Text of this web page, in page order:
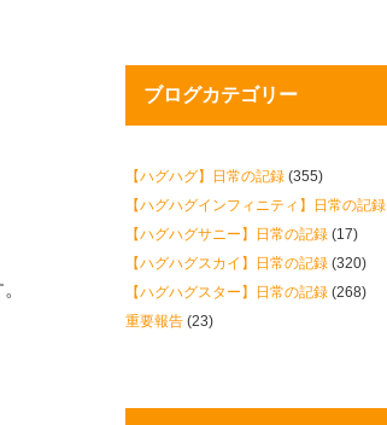
ブログカテゴリー
【ハグハグ】日常の記録 (355)
【ハグハグインフィニティ】日常の記録
【ハグハグサニー】日常の記録 (17)
【ハグハグスカイ】日常の記録 (320)
【ハグハグスター】日常の記録 (268)
重要報告 (23)